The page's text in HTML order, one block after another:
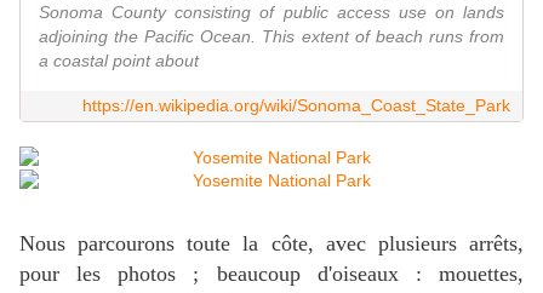
Sonoma County consisting of public access use on lands
adjoining the Pacific Ocean. This extent of beach runs from
a coastal point about
https://en.wikipedia.org/wiki/Sonoma_Coast_State_Park
Nous parcourons toute la côte, avec plusieurs arrêts,
pour les photos ; beaucoup d'oiseaux : mouettes,